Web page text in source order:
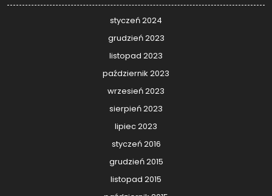
styczeń 2024
grudzień 2023
listopad 2023
październik 2023
wrzesień 2023
sierpień 2023
lipiec 2023
styczeń 2016
grudzień 2015
listopad 2015